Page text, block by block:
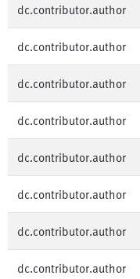
dc.contributor.author
dc.contributor.author
dc.contributor.author
dc.contributor.author
dc.contributor.author
dc.contributor.author
dc.contributor.author
dc.contributor.author